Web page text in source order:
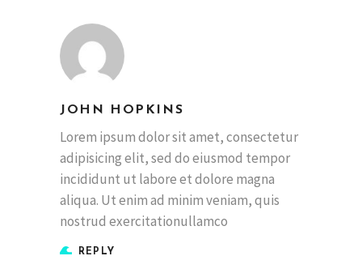
JOHN HOPKINS
Lorem ipsum dolor sit amet, consectetur
adipisicing elit, sed do eiusmod tempor
incididunt ut labore et dolore magna
aliqua. Ut enim ad minim veniam, quis
nostrud exercitationullamco
REPLY